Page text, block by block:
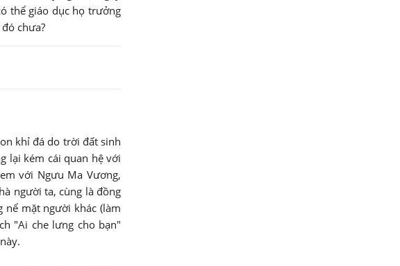
thể giáo dục họ trưởng
chưa?
khỉ đá do trời đất sinh
lại kém cái quan hệ với
với Ngưu Ma Vương,
người ta, cùng là đồng
nể mặt người khác (làm
"Ai che lưng cho bạn"